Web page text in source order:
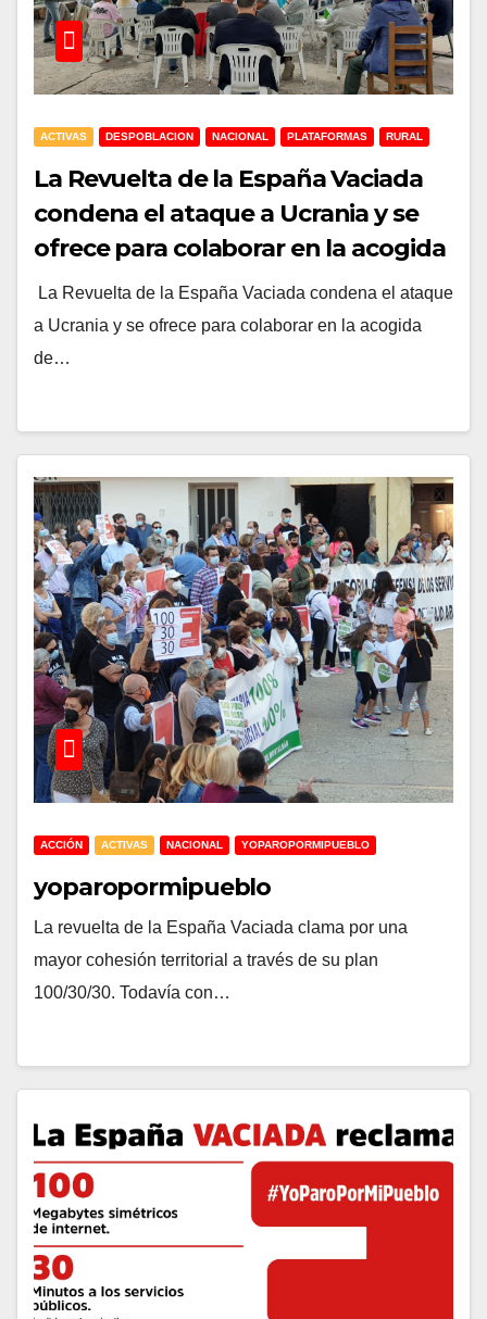
ACTIVAS DESPOBLACION NACIONAL PLATAFORMAS RURAL
La Revuelta de la España Vaciada
condena el ataque a Ucrania y se
ofrece para colaborar en la acogida
de refugiados
La Revuelta de la España Vaciada condena el ataque
a Ucrania y se ofrece para colaborar en la acogida
de…
ACCIÓN ACTIVAS NACIONAL YOPAROPORMIPUEBLO
yoparopormipueblo
La revuelta de la España Vaciada clama por una
mayor cohesión territorial a través de su plan
100/30/30. Todavía con…